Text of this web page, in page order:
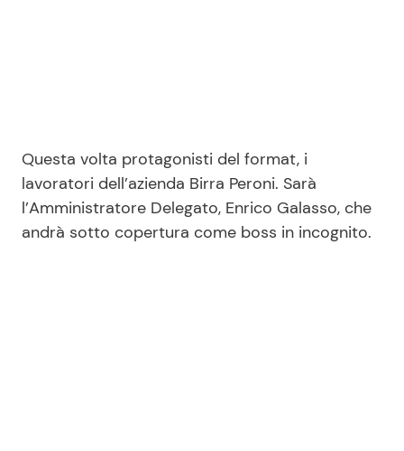
Contattaci
Pubblicità
Privacy Policy
Questa volta protagonisti del format, i
lavoratori dell’azienda Birra Peroni. Sarà
l’Amministratore Delegato, Enrico Galasso, che
andrà sotto copertura come boss in incognito.